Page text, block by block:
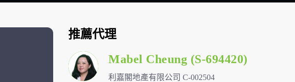
推薦代理
Mabel Cheung (S-694420)
利嘉閣地產有限公司 C-002504